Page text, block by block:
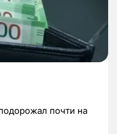
почти на